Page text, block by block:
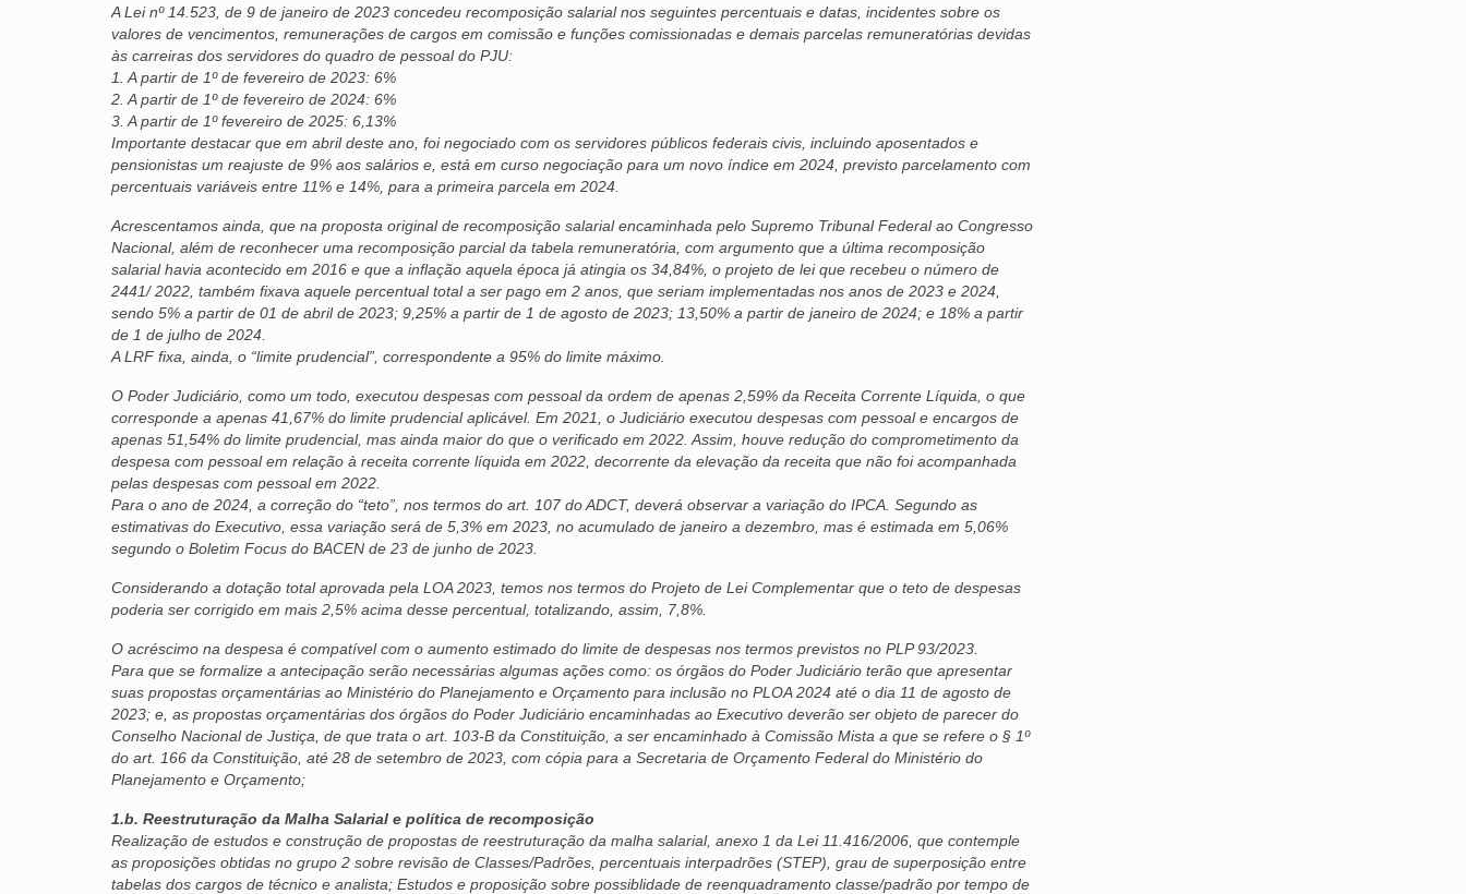
A Lei nº 14.523, de 9 de janeiro de 2023 concedeu recomposição salarial nos seguintes percentuais e datas, incidentes sobre os
valores de vencimentos, remunerações de cargos em comissão e funções comissionadas e demais parcelas remuneratórias devidas
às carreiras dos servidores do quadro de pessoal do PJU:
1. A partir de 1º de fevereiro de 2023: 6%
2. A partir de 1º de fevereiro de 2024: 6%
3. A partir de 1º fevereiro de 2025: 6,13%
Importante destacar que em abril deste ano, foi negociado com os servidores públicos federais civis, incluindo aposentados e
pensionistas um reajuste de 9% aos salários e, está em curso negociação para um novo índice em 2024, previsto parcelamento com
percentuais variáveis entre 11% e 14%, para a primeira parcela em 2024.
Acrescentamos ainda, que na proposta original de recomposição salarial encaminhada pelo Supremo Tribunal Federal ao Congresso
Nacional, além de reconhecer uma recomposição parcial da tabela remuneratória, com argumento que a última recomposição
salarial havia acontecido em 2016 e que a inflação aquela época já atingia os 34,84%, o projeto de lei que recebeu o número de
2441/ 2022, também fixava aquele percentual total a ser pago em 2 anos, que seriam implementadas nos anos de 2023 e 2024,
sendo 5% a partir de 01 de abril de 2023; 9,25% a partir de 1 de agosto de 2023; 13,50% a partir de janeiro de 2024; e 18% a partir
de 1 de julho de 2024.
​A LRF fixa, ainda, o “limite prudencial”, correspondente a 95% do limite máximo.
O Poder Judiciário, como um todo, executou despesas com pessoal da ordem de apenas 2,59% da Receita Corrente Líquida, o que
corresponde a apenas 41,67% do limite prudencial aplicável. Em 2021, o Judiciário executou despesas com pessoal e encargos de
apenas 51,54% do limite prudencial, mas ainda maior do que o verificado em 2022. Assim, houve redução do comprometimento da
despesa com pessoal em relação à receita corrente líquida em 2022, decorrente da elevação da receita que não foi acompanhada
pelas despesas com pessoal em 2022.
Para o ano de 2024, a correção do “teto”, nos termos do art. 107 do ADCT, deverá observar a variação do IPCA. Segundo as
estimativas do Executivo, essa variação será de 5,3% em 2023, no acumulado de janeiro a dezembro, mas é estimada em 5,06%
segundo o Boletim Focus do BACEN de 23 de junho de 2023.
​Considerando a dotação total aprovada pela LOA 2023, temos nos termos do Projeto de Lei Complementar que o teto de despesas
poderia ser corrigido em mais 2,5% acima desse percentual, totalizando, assim, 7,8%.
​O acréscimo na despesa é compatível com o aumento estimado do limite de despesas nos termos previstos no PLP 93/2023.
​Para que se formalize a antecipação serão necessárias algumas ações como: os órgãos do Poder Judiciário terão que apresentar
suas propostas orçamentárias ao Ministério do Planejamento e Orçamento para inclusão no PLOA 2024 até o dia 11 de agosto de
2023; e, as propostas orçamentárias dos órgãos do Poder Judiciário encaminhadas ao Executivo deverão ser objeto de parecer do
Conselho Nacional de Justiça, de que trata o art. 103-B da Constituição, a ser encaminhado à Comissão Mista a que se refere o § 1º
do art. 166 da Constituição, até 28 de setembro de 2023, com cópia para a Secretaria de Orçamento Federal do Ministério do
Planejamento e Orçamento;
1.b. Reestruturação da Malha Salarial e política de recomposição
Realização de estudos e construção de propostas de reestruturação da malha salarial, anexo 1 da Lei 11.416/2006, que contemple
as proposições obtidas no grupo 2 sobre revisão de Classes/Padrões, percentuais interpadrões (STEP), grau de superposição entre
tabelas dos cargos de técnico e analista; Estudos e proposição sobre possiblidade de reenquadramento classe/padrão por tempo de